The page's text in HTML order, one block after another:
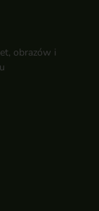
obrazów i